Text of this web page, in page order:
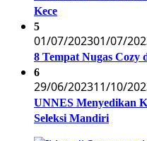
Kece
5
01/07/202301/07/
8 Tempat Nugas Cozy
6
29/06/202311/10/
UNNES Menyedikan
Seleksi Mandiri